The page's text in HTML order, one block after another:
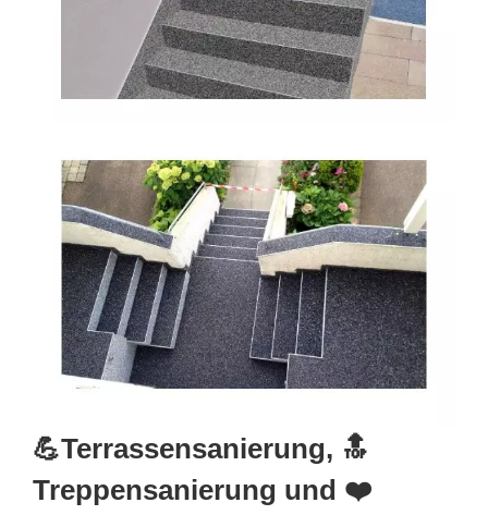
💪Terrassensanierung, 🔝
Treppensanierung und ❤️